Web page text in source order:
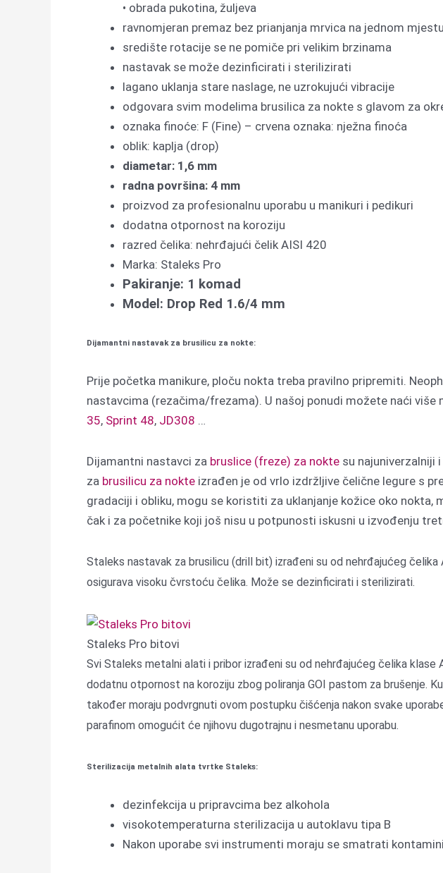
• obrada pukotina, žuljeva
ravnomjeran premaz bez prianjanja mrvica na jednom mjestu
središte rotacije se ne pomiče pri velikim brzinama
nastavak se može dezinficirati i sterilizirati
lagano uklanja stare naslage, ne uzrokujući vibracije
odgovara svim modelima brusilica za nokte s glavom za
oznaka finoće: F (Fine) – crvena oznaka: nježna finoća
oblik: kaplja (drop)
diametar: 1,6 mm
radna površina: 4 mm
proizvod za profesionalnu uporabu u manikuri i pedikuri
dodatna otpornost na koroziju
razred čelika: nehrđajući čelik AISI 420
Marka: Staleks Pro
Pakiranje: 1 komad
Model: Drop Red 1.6/4 mm
Dijamantni nastavak za brusilicu za nokte:
Prije početka manikure, ploču nokta treba pravilno pripremiti.
nastavcima (rezačima/frezama). U našoj ponudi možete naći više
35, Sprint 48, JD308 …
Dijamantni nastavci za bruslice (freze) za nokte su najuniverzalniji
za brusilicu za nokte izrađen je od vrlo izdržljive čelične legure s
gradaciji i obliku, mogu se koristiti za uklanjanje kožice oko
čak i za početnike koji još nisu u potpunosti iskusni u izvođenju
Staleks nastavak za brusilicu (drill bit) izrađeni su od nehrđajućeg
osigurava visoku čvrstoću čelika. Može se dezinficirati i sterilizirati.
Staleks Pro bitovi
Svi Staleks metalni alati i pribor izrađeni su od nehrđajućeg čelika
dodatnu otpornost na koroziju zbog poliranja GOI pastom za brušenje.
također moraju podvrgnuti ovom postupku čišćenja nakon svake
parafinom omogućit će njihovu dugotrajnu i nesmetanu uporabu.
Sterilizacija metalnih alata tvrtke Staleks:
dezinfekcija u pripravcima bez alkohola
visokotemperaturna sterilizacija u autoklavu tipa B
Nakon uporabe svi instrumenti moraju se smatrati